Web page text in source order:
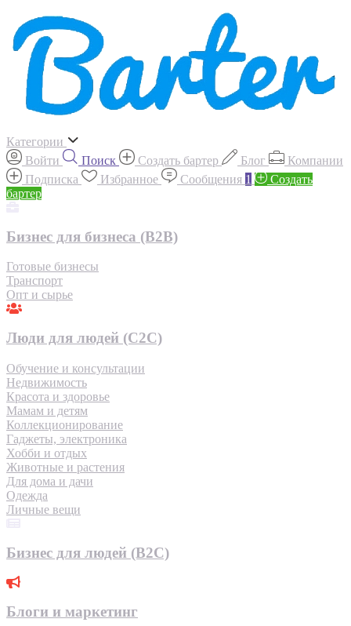
Категории
Войти
Поиск Создать бартер Блог
Компании
Подписка
Избранное Сообщения 1
Создать
бартер
Бизнес для бизнеса (B2B)
Готовые бизнесы
Транспорт
Опт и сырье
Люди для людей (С2С)
Обучение и консультации
Недвижимость
Красота и здоровье
Мамам и детям
Коллекционирование
Гаджеты, электроника
Хобби и отдых
Животные и растения
Для дома и дачи
Одежда
Личные вещи
Бизнес для людей (B2C)
Блоги и маркетинг